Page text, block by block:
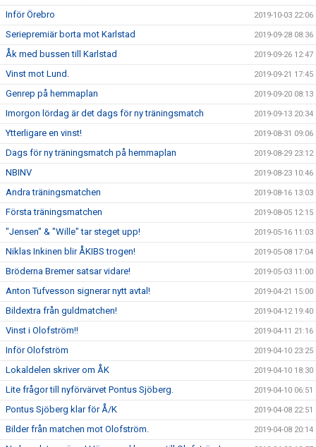
Inför Örebro 2019-10-03 22:06
Seriepremiär borta mot Karlstad 2019-09-28 08:36
Åk med bussen till Karlstad 2019-09-26 12:47
Vinst mot Lund. 2019-09-21 17:45
Genrep på hemmaplan 2019-09-20 08:13
Imorgon lördag är det dags för ny träningsmatch 2019-09-13 20:34
Ytterligare en vinst! 2019-08-31 09:06
Dags för ny träningsmatch på hemmaplan 2019-08-29 23:12
NBINV 2019-08-23 10:46
Andra träningsmatchen 2019-08-16 13:03
Första träningsmatchen 2019-08-05 12:15
"Jensen" & "Wille" tar steget upp! 2019-05-16 11:03
Niklas Inkinen blir ÅKIBS trogen! 2019-05-08 17:04
Bröderna Bremer satsar vidare! 2019-05-03 11:00
Anton Tufvesson signerar nytt avtal! 2019-04-21 15:00
Bildextra från guldmatchen! 2019-04-12 19:40
Vinst i Olofström!! 2019-04-11 21:16
Inför Olofström 2019-04-10 23:25
Lokaldelen skriver om ÅK 2019-04-10 18:30
Lite frågor till nyförvärvet Pontus Sjöberg. 2019-04-10 06:51
Pontus Sjöberg klar för Å/K 2019-04-08 22:51
Bilder från matchen mot Olofström. 2019-04-08 20:14